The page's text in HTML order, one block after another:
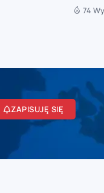
74
ZAPISUJĘ SIĘ